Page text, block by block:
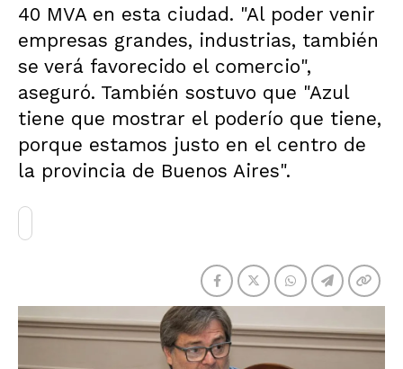
40 MVA en esta ciudad. "Al poder venir
empresas grandes, industrias, también
se verá favorecido el comercio",
aseguró. También sostuvo que "Azul
tiene que mostrar el poderío que tiene,
porque estamos justo en el centro de
la provincia de Buenos Aires".